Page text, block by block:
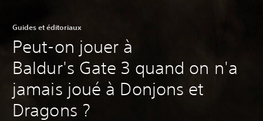
Guides et éditoriaux
Peut-on jouer à
Baldur's Gate 3 quand on n'a
jamais joué à Donjons et
Dragons ?